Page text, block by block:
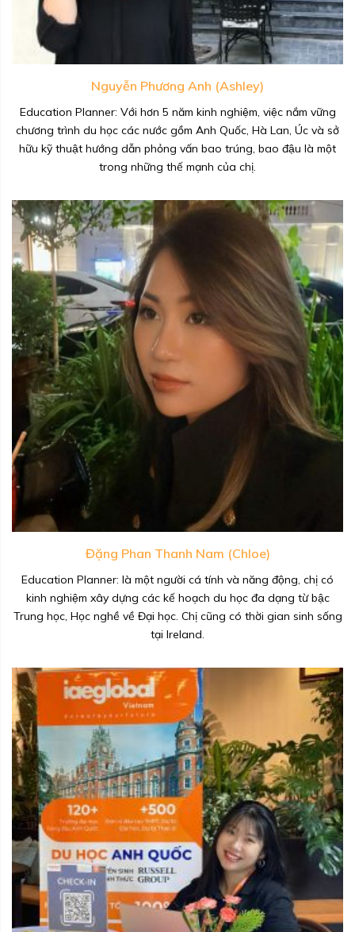
Nguyễn Phương Anh (Ashley)
Education Planner: Với hơn 5 năm kinh nghiệm, việc nắm vững
chương trình du học các nước gồm Anh Quốc, Hà Lan, Úc và sở
hữu kỹ thuật hướng dẫn phỏng vấn bao trúng, bao đậu là một
trong những thế mạnh của chị.
Đặng Phan Thanh Nam (Chloe)
Education Planner: là một người cá tính và năng động, chị có
kinh nghiệm xây dựng các kế hoạch du học đa dạng từ bậc
Trung học, Học nghề về Đại học. Chị cũng có thời gian sinh sống
tại Ireland.